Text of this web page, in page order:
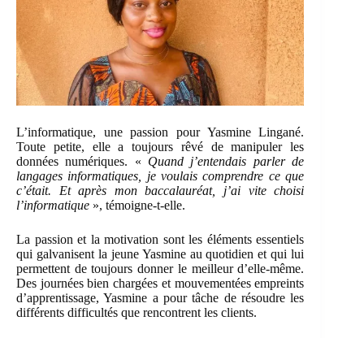
L’informatique, une passion pour Yasmine Lingané.
Toute petite, elle a toujours rêvé de manipuler les
données numériques. « Quand j’entendais parler de
langages informatiques, je voulais comprendre ce que
c’était. Et après mon baccalauréat, j’ai vite choisi
l’informatique », témoigne-t-elle.
La passion et la motivation sont les éléments essentiels
qui galvanisent la jeune Yasmine au quotidien et qui lui
permettent de toujours donner le meilleur d’elle-même.
Des journées bien chargées et mouvementées empreints
d’apprentissage, Yasmine a pour tâche de résoudre les
différents difficultés que rencontrent les clients.